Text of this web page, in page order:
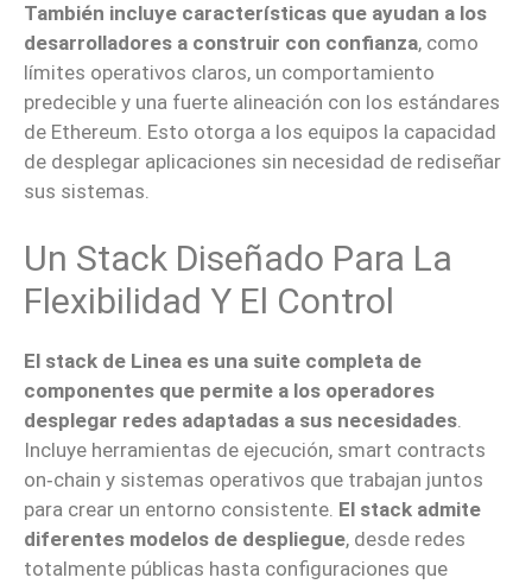
También incluye características que ayudan a los
desarrolladores a construir con confianza, como
límites operativos claros, un comportamiento
predecible y una fuerte alineación con los estándares
de Ethereum. Esto otorga a los equipos la capacidad
de desplegar aplicaciones sin necesidad de rediseñar
sus sistemas.
Un Stack Diseñado Para La
Flexibilidad Y El Control
El stack de Linea es una suite completa de
componentes que permite a los operadores
desplegar redes adaptadas a sus necesidades
Incluye herramientas de ejecución, smart contracts
on‑chain y sistemas operativos que trabajan juntos
para crear un entorno consistente. El stack admite
diferentes modelos de despliegue, desde redes
totalmente públicas hasta configuraciones que